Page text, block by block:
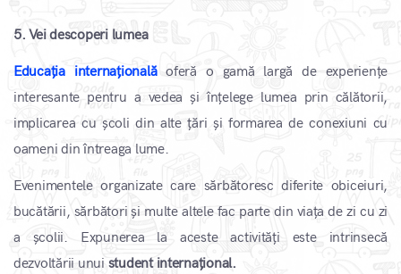
5. Vei descoperi lumea
Educația internaționalăoferă o gamă largă de experiențe
interesante pentru a vedea și înțelege lumea prin călătorii,
implicarea cu școli din alte țări și formarea de conexiuni cu
oameni din întreaga lume.
Evenimentele organizate care sărbătoresc diferite obiceiuri,
bucătării, sărbători și multe altele fac parte din viața de zi cu zi
a școlii. Expunerea la aceste activități este intrinsecă
dezvoltării unui student internațional.